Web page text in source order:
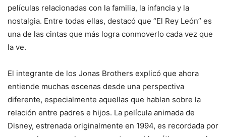
películas relacionadas con la familia, la infancia y la
nostalgia. Entre todas ellas, destacó que “El Rey León” es
una de las cintas que más logra conmoverlo cada vez que
la ve.
El integrante de los Jonas Brothers explicó que ahora
entiende muchas escenas desde una perspectiva
diferente, especialmente aquellas que hablan sobre la
relación entre padres e hijos. La película animada de
Disney, estrenada originalmente en 1994, es recordada por